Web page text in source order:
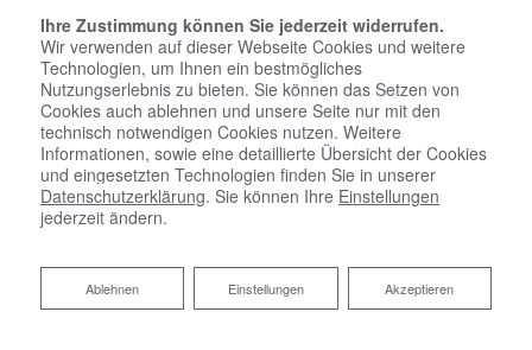
Ihre Zustimmung können Sie jederzeit widerrufen.
Wir verwenden auf dieser Webseite Cookies und weitere
Technologien, um Ihnen ein bestmögliches
Nutzungserlebnis zu bieten. Sie können das Setzen von
Cookies auch ablehnen und unsere Seite nur mit den
technisch notwendigen Cookies nutzen. Weitere
Informationen, sowie eine detaillierte Übersicht der Cookies
und eingesetzten Technologien finden Sie in unserer
Datenschutzerklärung. Sie können Ihre Einstellungen
jederzeit ändern.
Akzeptieren
Einstellungen
Ablehnen
Ablehnen